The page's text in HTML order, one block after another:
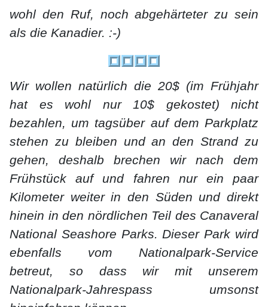
wohl den Ruf, noch abgehärteter zu sein
als die Kanadier. :-)
Wir wollen natürlich die 20$ (im Frühjahr
hat es wohl nur 10$ gekostet) nicht
bezahlen, um tagsüber auf dem Parkplatz
stehen zu bleiben und an den Strand zu
gehen, deshalb brechen wir nach dem
Frühstück auf und fahren nur ein paar
Kilometer weiter in den Süden und direkt
hinein in den nördlichen Teil des Canaveral
National Seashore Parks. Dieser Park wird
ebenfalls vom Nationalpark-Service
betreut, so dass wir mit unserem
Nationalpark-Jahrespass umsonst